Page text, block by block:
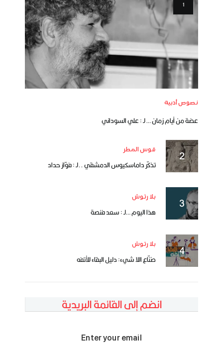
نصوص أدبية
عضة من أيام زمان … لـ : علي السوداني
قوس المطر
تذكّر داماسكيوس الدمشقي ..لـ : فوّاز حداد
بلا رتوش
هذا اليوم …لـ : سعد فنصة
بلا رتوش
صُنّاع اللا شيء: دليل البقاء للأتفه
انضم إلى القائمة البريدية